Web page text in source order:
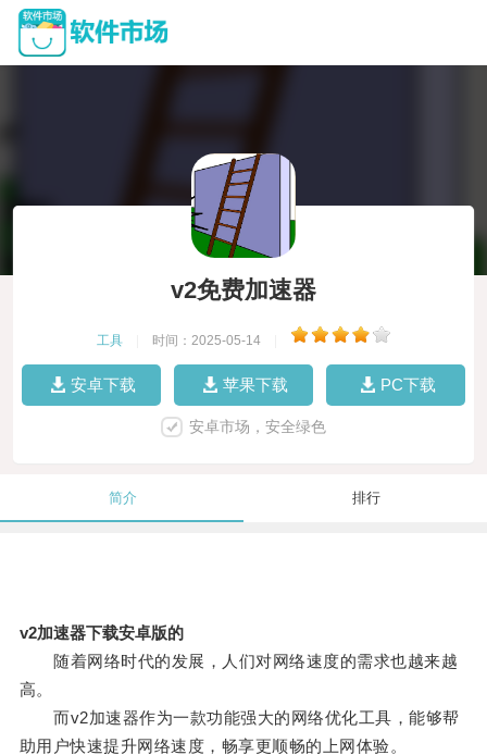
v2免费加速器
工具 时间：2025-05-14
安卓下载 苹果下载 PC下载
安卓市场，安全绿色
简介 排行
v2加速器下载安卓版的
随着网络时代的发展，人们对网络速度的需求也越来越
高。
而v2加速器作为一款功能强大的网络优化工具，能够帮
助用户快速提升网络速度，畅享更顺畅的上网体验。